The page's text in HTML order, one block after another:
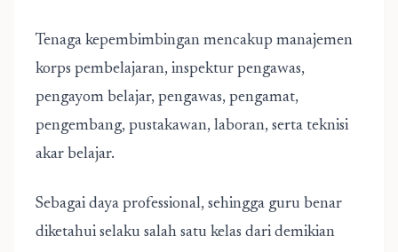
Tenaga kepembimbingan mencakup manajemen
korps pembelajaran, inspektur pengawas,
pengayom belajar, pengawas, pengamat,
pengembang, pustakawan, laboran, serta teknisi
akar belajar.
Sebagai daya professional, sehingga guru benar
diketahui selaku salah satu kelas dari demikian